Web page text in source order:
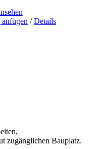
/ Details
zugänglichen Bauplatz.